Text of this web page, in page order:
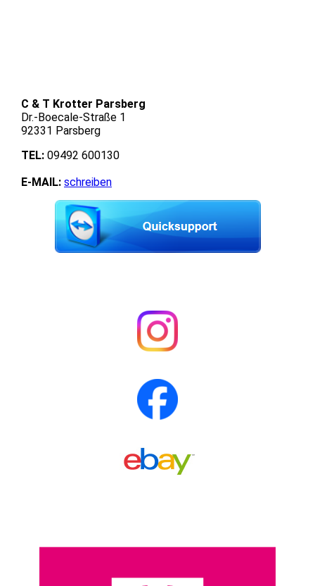
C & T Krotter Parsberg
Dr.-Boecale-Straße 1
92331 Parsberg
TEL: 09492 600130
E-MAIL: schreiben